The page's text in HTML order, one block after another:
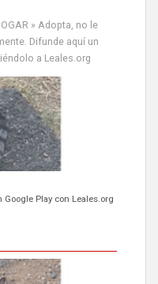
» Adopta, no le
Difunde aquí un
a Leales.org
Play con Leales.org